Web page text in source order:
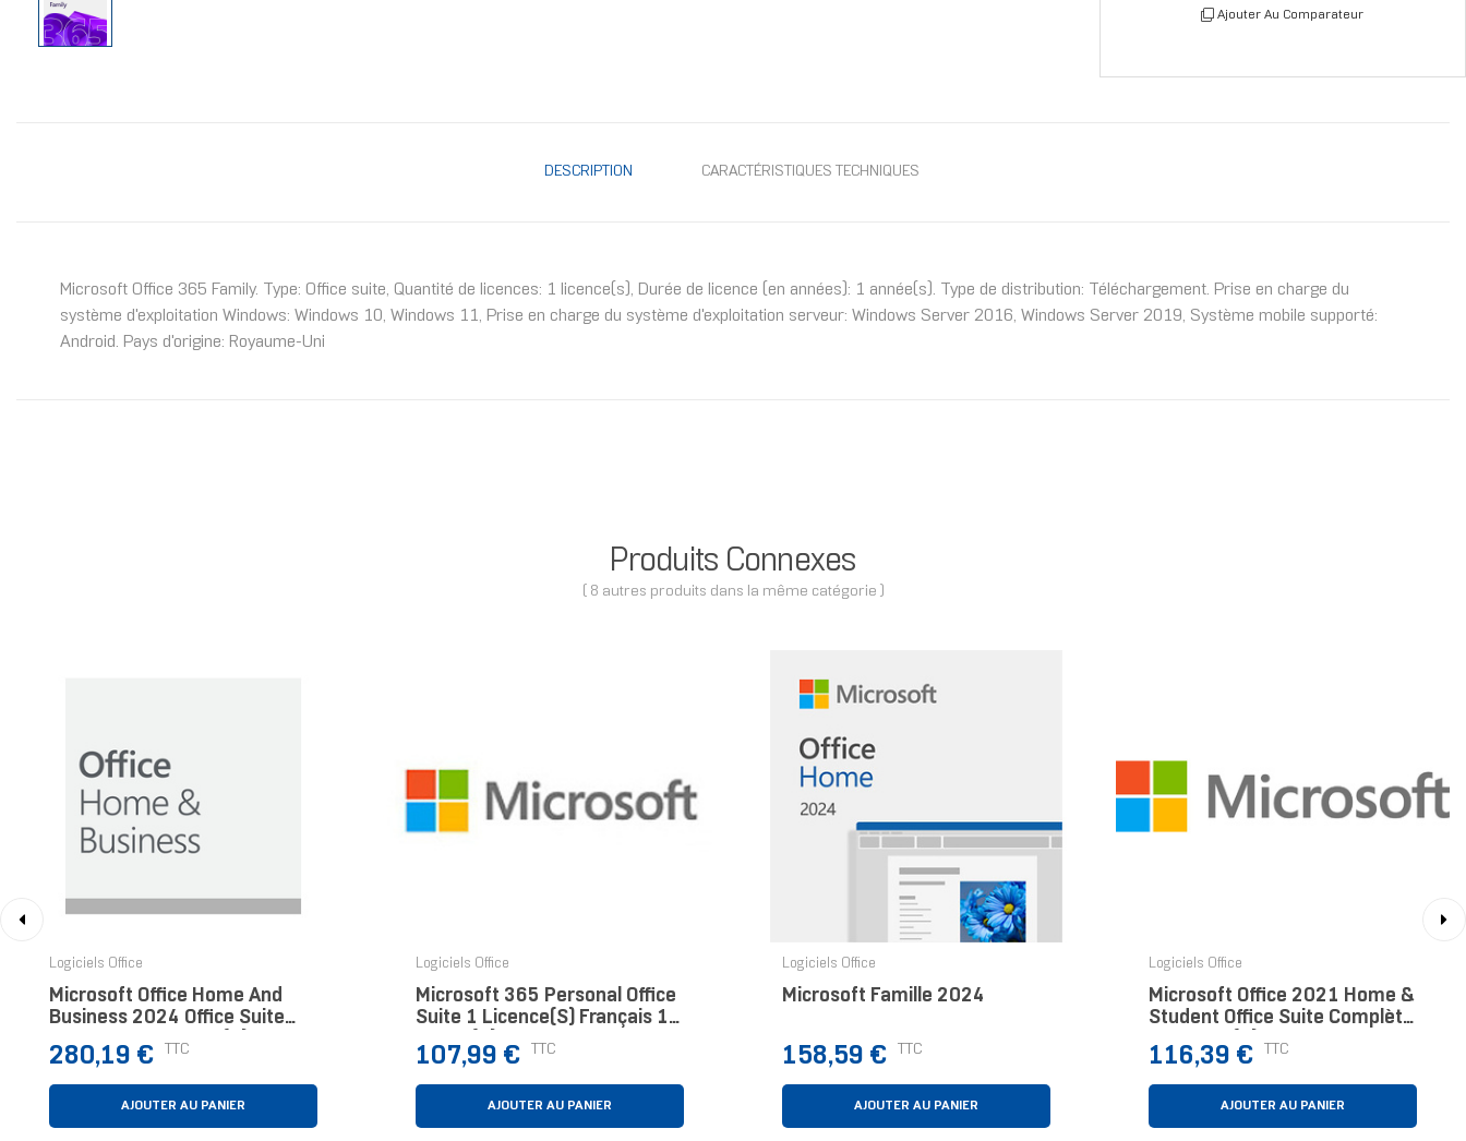
Ajouter Au Comparateur
DESCRIPTION CARACTÉRISTIQUES TECHNIQUES
Microsoft Office 365 Family. Type: Office suite, Quantité de licences: 1 licence(s), Durée de licence (en années): 1 année(s). Type de distribution: Téléchargement. Prise en charge du
système d'exploitation Windows: Windows 10, Windows 11, Prise en charge du système d'exploitation serveur: Windows Server 2016, Windows Server 2019, Système mobile supporté:
Android. Pays d'origine: Royaume-Uni
Produits Connexes
( 8 autres produits dans la même catégorie )
Logiciels Office
Microsoft Office Home And
Business 2024 Office Suite
Complète 1 Licence(s)
Français
Prix
280,19 € TTC
AJOUTER AU PANIER
Logiciels Office
Microsoft 365 Personal Office
Suite 1 Licence(s) Français 1
Prix
107,99 € TTC
AJOUTER AU PANIER
Logiciels Office
Microsoft Famille 2024
Prix
158,59 € TTC
AJOUTER AU PANIER
Logiciels Office
Microsoft Office 2021 Home &
Student Office Suite Complète
1 Licence(s) Français
Prix
116,39 € TTC
AJOUTER AU PANIER